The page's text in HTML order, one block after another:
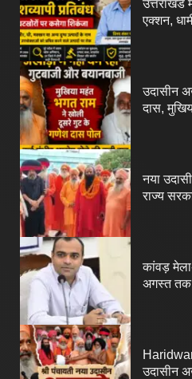
उत्तराखंड
एक्शन,
2
उदासीन
दास,
3
नया
राज्य
4
कांवड़
अगस्त
5
उदासीन